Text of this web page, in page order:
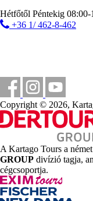
Hétfőtől Péntekig 08:00-
+36 1/ 462-8-462
Copyright © 2026,
A Kartago Tours a német
GROUP divízió tagja,
cégcsoportja.